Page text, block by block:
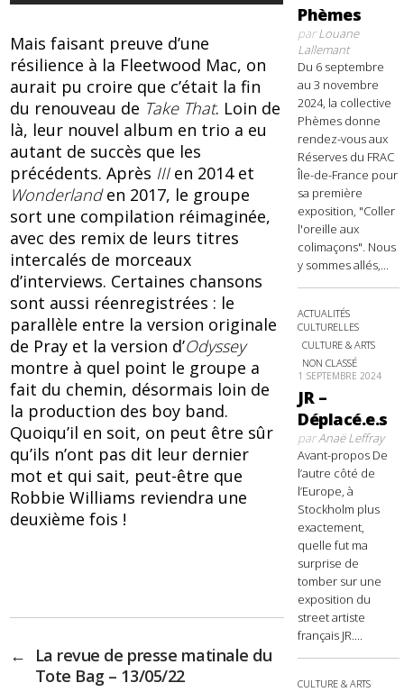
Mais faisant preuve d’une
résilience à la Fleetwood Mac, on
aurait pu croire que c’était la fin
du renouveau de Take That. Loin de
là, leur nouvel album en trio a eu
autant de succès que les
précédents. Après IIIen 2014 et
Wonderlanden 2017, le groupe
sort une compilation réimaginée,
avec des remix de leurs titres
intercalés de morceaux
d’interviews. Certaines chansons
sont aussi réenregistrées : le
parallèle entre la version originale
de Pray et la version d’Odyssey
montre à quel point le groupe a
fait du chemin, désormais loin de
la production des boy band.
Quoiqu’il en soit, on peut être sûr
qu’ils n’ont pas dit leur dernier
mot et qui sait, peut-être que
Robbie Williams reviendra une
deuxième fois !
←
La revue de presse matinale du
Tote Bag – 13/05/22
Phèmes
parLouane
Lallemant
Du 6 septembre
au 3 novembre
2024, la collective
Phèmes donne
rendez-vous aux
Réserves du FRAC
Île-de-France pour
sa première
exposition, "Coller
l'oreille aux
colimaçons". Nous
y sommes allés,...
ACTUALITÉS
CULTURELLES
CULTURE & ARTS
NON CLASSÉ
1 SEPTEMBRE 2024
JR –
Déplacé.e.s
parAnaë Leffray
Avant-propos De
l’autre côté de
l’Europe, à
Stockholm plus
exactement,
quelle fut ma
surprise de
tomber sur une
exposition du
street artiste
français JR....
CULTURE & ARTS